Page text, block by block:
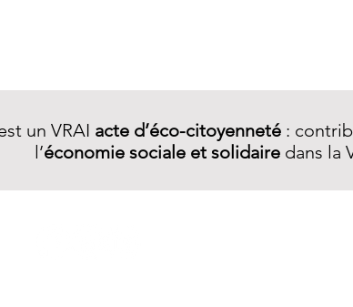
un VRAI acte d’éco-citoyenneté:
l’économie sociale et solidaire dans la